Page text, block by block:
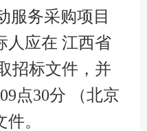
服务采购项目
人应在 江西省
招标文件，并
点30分 （北京
。